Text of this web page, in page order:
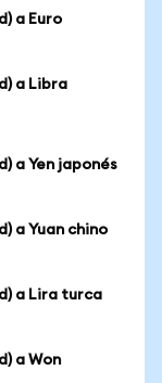
a Euro
a Libra
a Yen japonés
a Yuan chino
a Lira turca
a Won